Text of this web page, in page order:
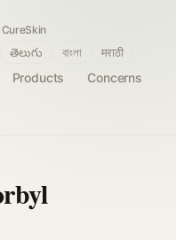
Products
Concerns
తెలుగు বাংলা मराठी